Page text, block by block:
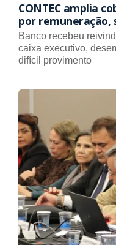
CONTEC amplia
por remuneração,
Banco recebeu
caixa executivo,
difícil provimento